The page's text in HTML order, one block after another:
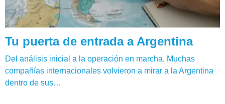
Tu puerta de entrada a Argentina
Del análisis inicial a la operación en marcha. Muchas
compañías internacionales volvieron a mirar a la Argentina
dentro de sus…